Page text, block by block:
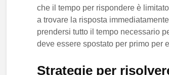
che il tempo per rispondere è
a trovare la risposta
prendersi tutto il tempo necessario
deve essere spostato per primo per
Strategie per